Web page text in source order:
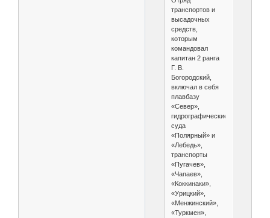
транспортов и
высадочных
средств,
которым
командовал
капитан 2 ранга
Г. В.
Богородский,
включал в себя
плавбазу
«Север»,
гидрографические
суда
«Полярный» и
«Лебедь»,
транспорты
«Пугачев»,
«Чапаев»,
«Коккинаки»,
«Урицкий»,
«Менжинский»,
«Туркмен»,